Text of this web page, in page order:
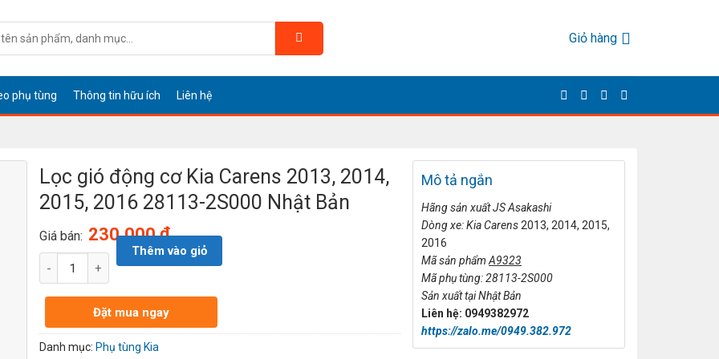
Giỏ hàng
phụ tùng Thông tin hữu ích Liên hệ
Lọc gió động cơ Kia Carens 2013, 2014,
2015, 2016 28113-2S000 Nhật Bản
Giá bán: 230,000₫
Số lượng
Thêm vào giỏ
Đặt mua ngay
Danh mục: Phụ tùng Kia
Mô tả ngắn
Hãng sản xuất JS Asakashi
Dòng xe: Kia Carens2013, 2014, 2015,
2016
Mã sản phẩm A9323
Mã phụ tùng: 28113-2S000
Sản xuất tại Nhật Bản
Liên hệ: 0949382972
https://zalo.me/0949.382.972